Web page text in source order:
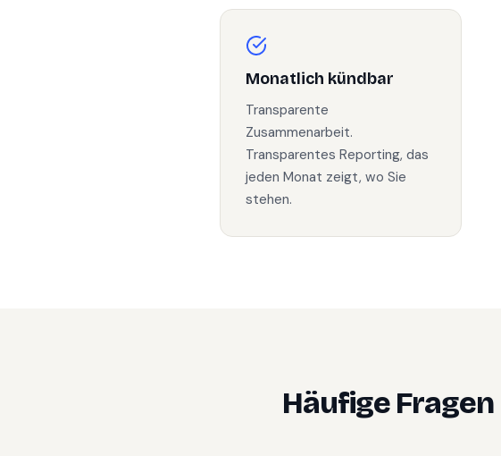
Monatlich kündbar
Transparente
Zusammenarbeit.
Transparentes Reporting, das
jeden Monat zeigt, wo Sie
stehen.
Häufige Fragen